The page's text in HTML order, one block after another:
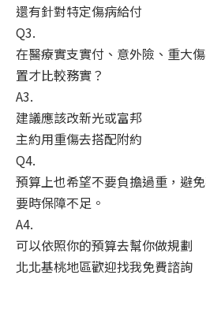
還有針對特定傷病給付
Q3.
在醫療實支實付、意外險、重大
置才比較務實？
A3.
建議應該改新光或富邦
主約用重傷去搭配附約
Q4.
預算上也希望不要負擔過重，避
要時保障不足。
A4.
可以依照你的預算去幫你做規劃
北北基桃地區歡迎找我免費諮詢